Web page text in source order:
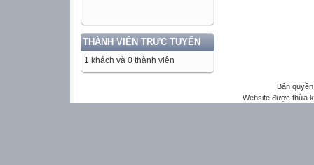
THÀNH VIÊN TRỰC TUYẾN
1 khách và 0 thành viên
Bản
Website được thừa